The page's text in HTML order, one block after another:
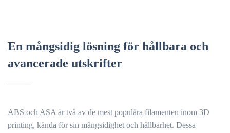
En mångsidig lösning för hållbara och
avancerade utskrifter
ABS och ASA är två av de mest populära filamenten inom 3D
printing, kända för sin mångsidighet och hållbarhet. Dessa